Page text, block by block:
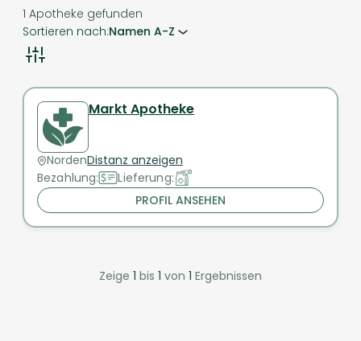
1 Apotheke gefunden
Sortieren nach:Namen A-Z
Markt Apotheke
NordenDistanz anzeigen
Bezahlung:
Lieferung:
PROFIL ANSEHEN
Zeige 1 bis 1 von 1 Ergebnissen